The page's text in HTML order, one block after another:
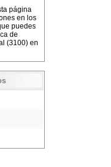
página
en los
puedes
de
(3100) en